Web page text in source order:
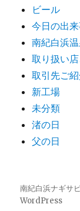
ビール
今日の出来
南紀白浜
取り扱い
取引先ご
新工場
未分類
渚の日
父の日
南紀白浜ナギサ
WordPress